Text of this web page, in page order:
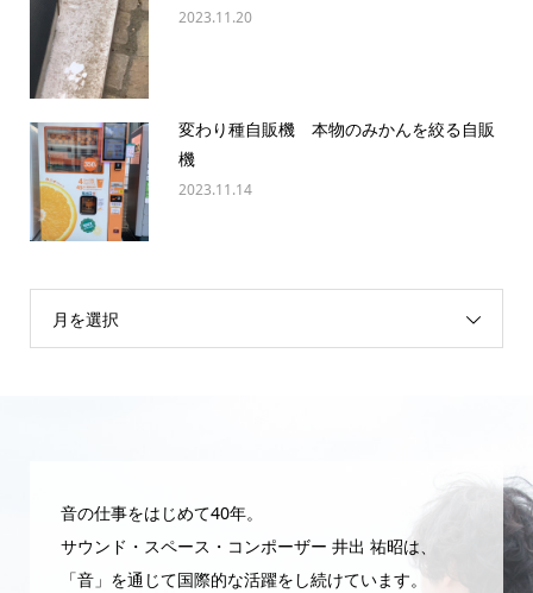
2023.11.20
変わり種自販機 本物のみかんを絞る自販
機
2023.11.14
月を選択
音の仕事をはじめて40年。
サウンド・スペース・コンポーザー 井出 祐昭は、
「音」を通じて国際的な活躍をし続けています。